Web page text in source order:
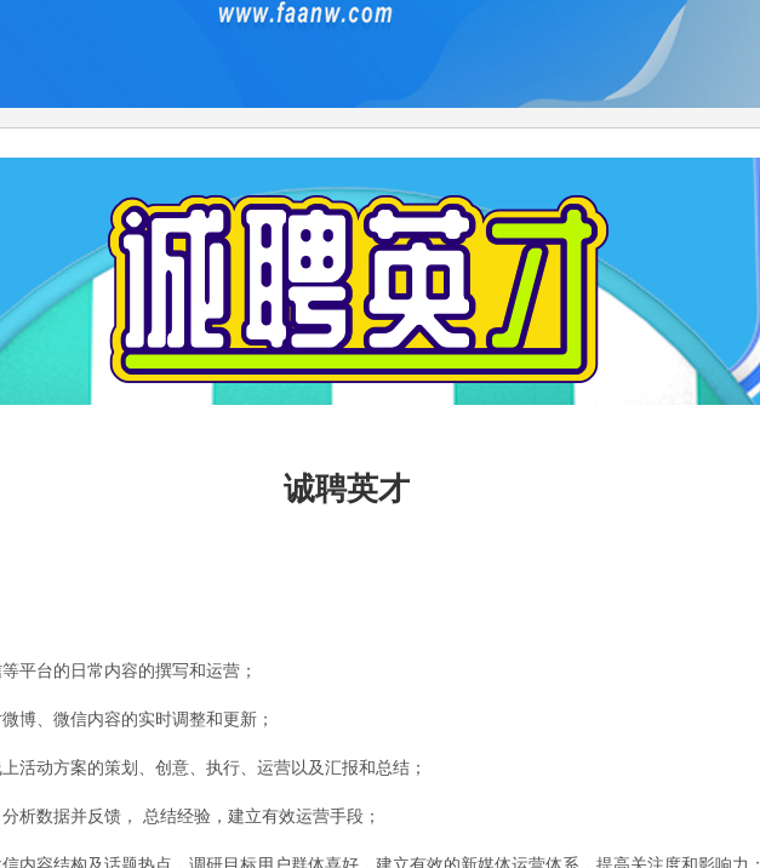
诚聘英才
台的日常内容的撰写和运营；
、微信内容的实时调整和更新；
动方案的策划、创意、执行、运营以及汇报和总结；
数据并反馈， 总结经验，建立有效运营手段；